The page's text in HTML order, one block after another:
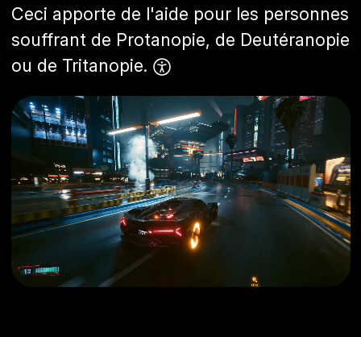
Ceci apporte de l'aide pour les personnes
souffrant de Protanopie, de Deutéranopie
ou de Tritanopie.